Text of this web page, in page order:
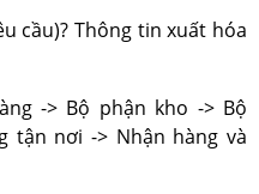
cầu)? Thông tin xuất hóa
-> Bộ phận kho -> Bộ
tận nơi -> Nhận hàng và